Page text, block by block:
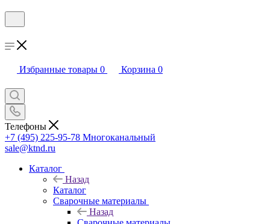
Избранные товары 0 Корзина 0
Телефоны
+7 (495) 225-95-78 Многоканальный
sale@ktnd.ru
Каталог
Назад
Каталог
Сварочные материалы
Назад